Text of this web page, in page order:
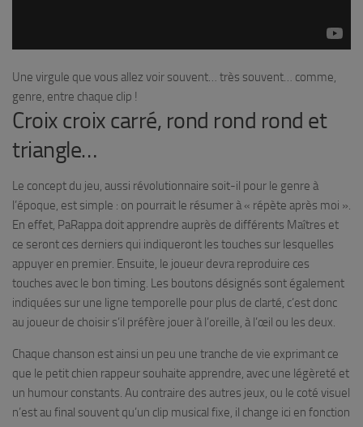
Une virgule que vous allez voir souvent… très souvent… comme,
genre, entre chaque clip !
Croix croix carré, rond rond rond et
triangle…
Le concept du jeu, aussi révolutionnaire soit-il pour le genre à
l’époque, est simple : on pourrait le résumer à « répète après moi ».
En effet, PaRappa doit apprendre auprès de différents Maîtres et
ce seront ces derniers qui indiqueront les touches sur lesquelles
appuyer en premier. Ensuite, le joueur devra reproduire ces
touches avec le bon timing. Les boutons désignés sont également
indiquées sur une ligne temporelle pour plus de clarté, c’est donc
au joueur de choisir s’il préfère jouer à l’oreille, à l’œil ou les deux.
Chaque chanson est ainsi un peu une tranche de vie exprimant ce
que le petit chien rappeur souhaite apprendre, avec une légèreté et
un humour constants. Au contraire des autres jeux, ou le coté visuel
n’est au final souvent qu’un clip musical fixe, il change ici en fonction